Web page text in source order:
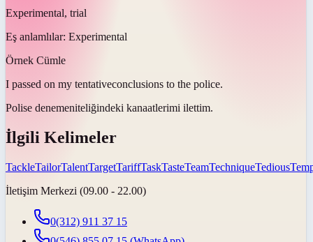
Experimental, trial
Eş anlamlılar: Experimental
Örnek Cümle
I passed on my tentativeconclusions to the police.
Polise denemeniteliğindeki kanaatlerimi ilettim.
İlgili Kelimeler
TackleTailorTalentTargetTariffTaskTasteTeamTechniqueTedious
İletişim Merkezi (09.00 - 22.00)
0(312) 911 37 15